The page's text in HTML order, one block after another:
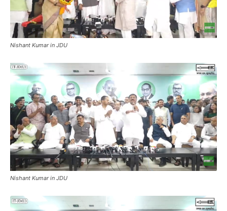
Nishant Kumar in JDU
Nishant Kumar in JDU